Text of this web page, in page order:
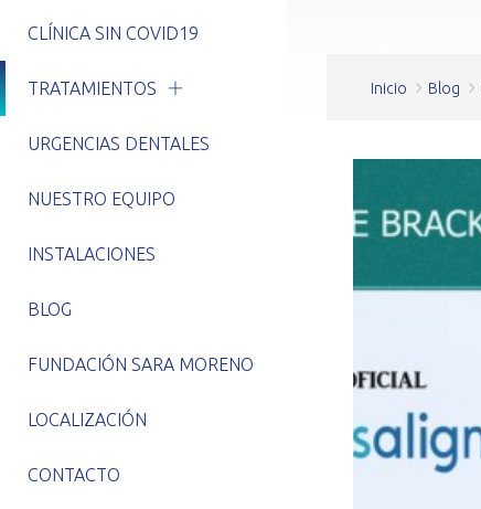
CLÍNICA SIN COVID19
TRATAMIENTOS
URGENCIAS DENTALES
NUESTRO EQUIPO
INSTALACIONES
BLOG
FUNDACIÓN SARA MORENO
LOCALIZACIÓN
CONTACTO
Inicio Blog